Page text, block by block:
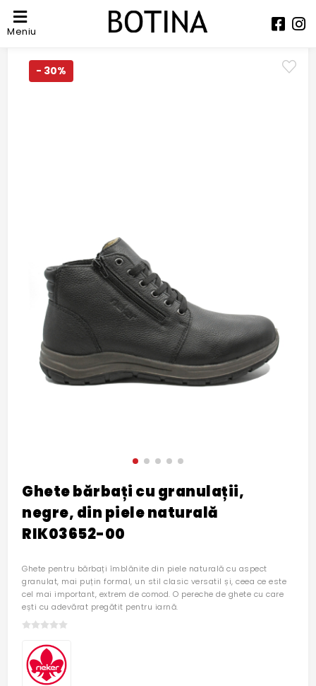
Meniu
- 30%
Ghete bărbați cu granulații,
negre, din piele naturală
RIK03652-00
Ghete pentru bărbați îmblănite din piele naturală cu aspect
granulat, mai puțin formal, un stil clasic versatil și, ceea ce este
cel mai important, extrem de comod. O pereche de ghete cu care
ești cu adevărat pregătit pentru iarnă.